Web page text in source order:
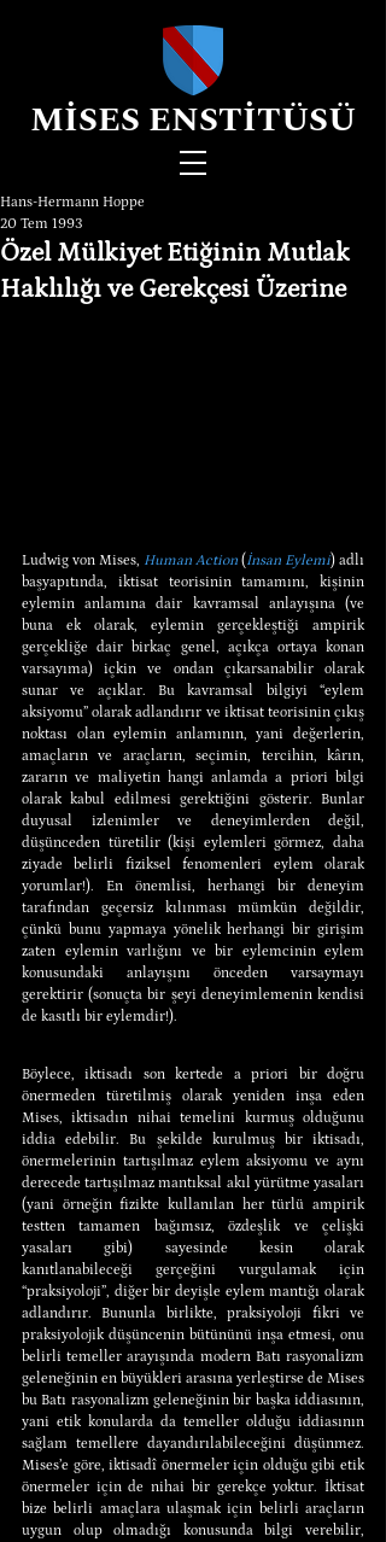
MİSES ENSTİTÜSÜ
Özel Mülkiyet Etiğinin Mutlak
Haklılığı ve Gerekçesi Üzerine
Hans-Hermann Hoppe
20 Tem 1993
Ludwig von Mises, Human Action (İnsan Eylemi) adlı
başyapıtında, iktisat teorisinin tamamını, kişinin
eylemin anlamına dair kavramsal anlayışına (ve
buna ek olarak, eylemin gerçekleştiği ampirik
gerçekliğe dair birkaç genel, açıkça ortaya konan
varsayıma) içkin ve ondan çıkarsanabilir olarak
sunar ve açıklar. Bu kavramsal bilgiyi “eylem
aksiyomu” olarak adlandırır ve iktisat teorisinin çıkış
noktası olan eylemin anlamının, yani değerlerin,
amaçların ve araçların, seçimin, tercihin, kârın,
zararın ve maliyetin hangi anlamda a priori bilgi
olarak kabul edilmesi gerektiğini gösterir. Bunlar
duyusal izlenimler ve deneyimlerden değil,
düşünceden türetilir (kişi eylemleri görmez, daha
ziyade belirli fiziksel fenomenleri eylem olarak
yorumlar!). En önemlisi, herhangi bir deneyim
tarafından geçersiz kılınması mümkün değildir,
çünkü bunu yapmaya yönelik herhangi bir girişim
zaten eylemin varlığını ve bir eylemcinin eylem
konusundaki anlayışını önceden varsaymayı
gerektirir (sonuçta bir şeyi deneyimlemenin kendisi
de kasıtlı bir eylemdir!).
Böylece, iktisadı son kertede a priori bir doğru
önermeden türetilmiş olarak yeniden inşa eden
Mises, iktisadın nihai temelini kurmuş olduğunu
iddia edebilir. Bu şekilde kurulmuş bir iktisadı,
önermelerinin tartışılmaz eylem aksiyomu ve aynı
derecede tartışılmaz mantıksal akıl yürütme yasaları
(yani örneğin fizikte kullanılan her türlü ampirik
testten tamamen bağımsız, özdeşlik ve çelişki
yasaları gibi) sayesinde kesin olarak
kanıtlanabileceği gerçeğini vurgulamak için
“praksiyoloji”, diğer bir deyişle eylem mantığı olarak
adlandırır. Bununla birlikte, praksiyoloji fikri ve
praksiyolojik düşüncenin bütününü inşa etmesi, onu
belirli temeller arayışında modern Batı rasyonalizm
geleneğinin en büyükleri arasına yerleştirse de Mises
bu Batı rasyonalizm geleneğinin bir başka iddiasının,
yani etik konularda da temeller olduğu iddiasının
sağlam temellere dayandırılabileceğini düşünmez.
Mises’e göre, iktisadî önermeler için olduğu gibi etik
önermeler için de nihai bir gerekçe yoktur. İktisat
bize belirli amaçlara ulaşmak için belirli araçların
uygun olup olmadığı konusunda bilgi verebilir,